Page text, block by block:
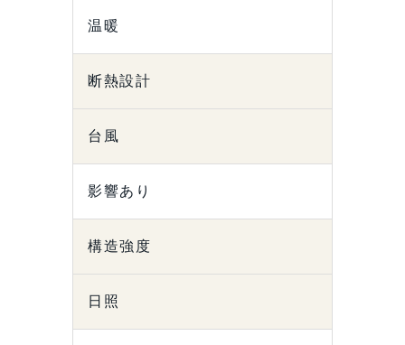
温暖
断熱設計
台風
影響あり
構造強度
日照